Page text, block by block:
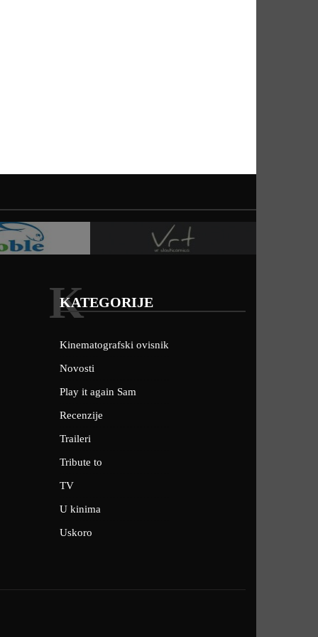
KATEGORIJE
K
Kinematografski ovisnik
Novosti
Play it again Sam
Recenzije
Traileri
Tribute to
TV
U kinima
Uskoro